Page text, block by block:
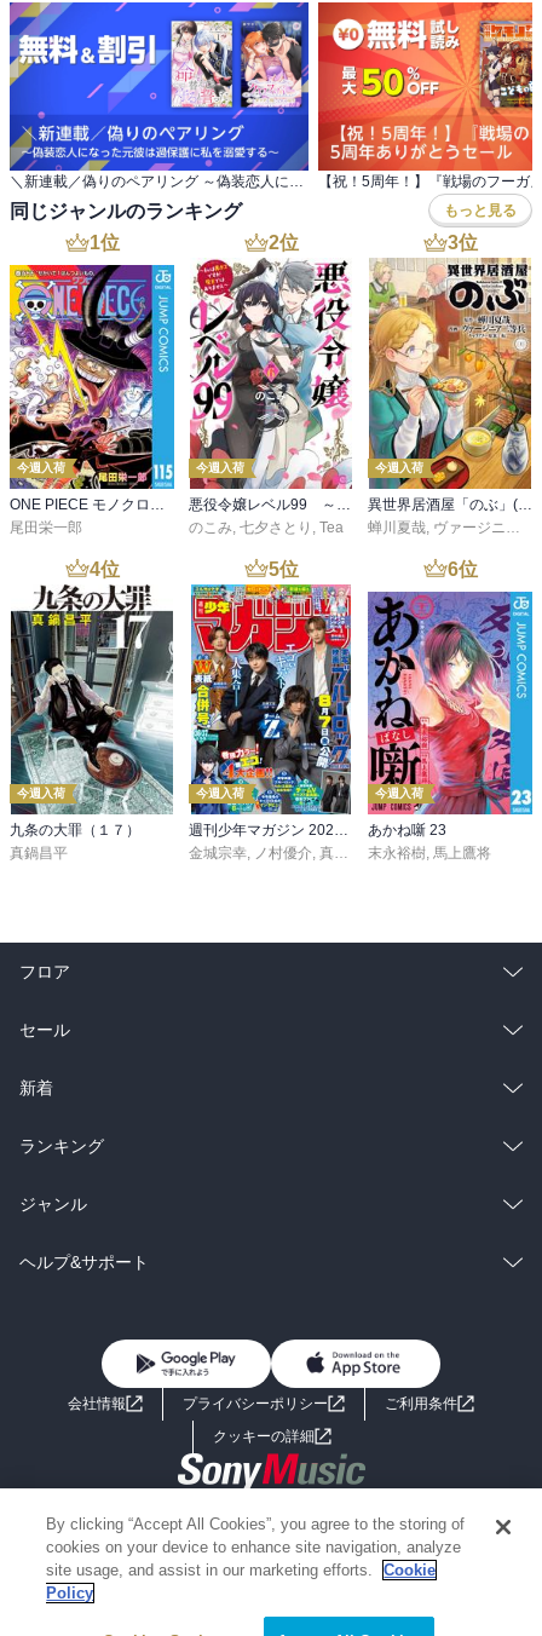
＼新連載／偽りのペアリング ～偽装恋人になった元彼は過保護に私を溺愛する～
同じジャンルのランキング もっと見る
1位
今週入荷
尾田栄一郎
2位
今週入荷
のこみ 七夕さとり Tea
3位
今週入荷
蝉川夏哉 ヴァージニア二等兵
4位
今週入荷
九条の大罪（１７）
真鍋昌平
5位
今週入荷
週刊少年マガジン 2026年36・37号[2026年8月5日発売]
金城宗幸, ノ村優介, 真島ヒロ ,宮島礼吏,新川直司
6位
今週入荷
あかね噺 23
末永裕樹, 馬上鷹将
フロア
総合
ラノベ
雑誌・グラビア
BL・TL
セール
総合
ラノベ
雑誌・グラビア
BL・TL
新着
総合
ラノベ
雑誌・グラビア
ランキング
総合
ラノベ
ジャンル
コミック
ライトノベル 男子向けラノベ
小説
海外小説
ミステリー SF
歴史・時代小説
ヘルプ&サポート
よくあるご質問 お問い合わせ
会社情報 プライバシーポリシー
ご利用条件
クッキーの詳細
Copyright 2017 - 2026 Sony Music Entertainment(Japan) Inc.
Information on the site is for the Japan domestic market only
powered by
By clicking “Accept All Cookies”, you agree to the storing of
cookies on your device to enhance site navigation, analyze
site usage, and assist in our marketing efforts.
Cookie
Policy